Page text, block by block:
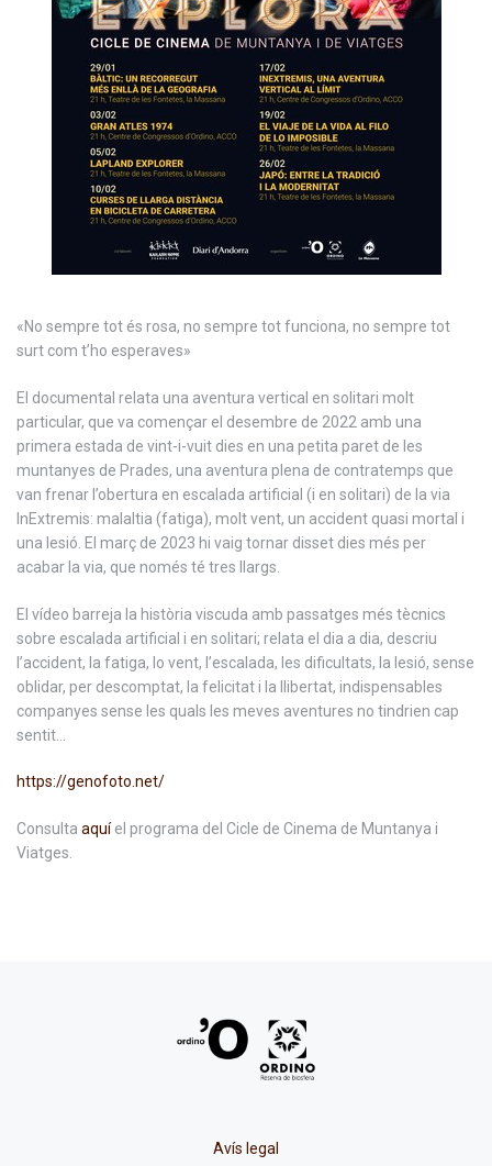
«No sempre tot és rosa, no sempre tot funciona, no sempre tot
surt com t’ho esperaves»
El documental relata una aventura vertical en solitari molt
particular, que va començar el desembre de 2022 amb una
primera estada de vint-i-vuit dies en una petita paret de les
muntanyes de Prades, una aventura plena de contratemps que
van frenar l’obertura en escalada artificial (i en solitari) de la via
InExtremis: malaltia (fatiga), molt vent, un accident quasi mortal i
una lesió. El març de 2023 hi vaig tornar disset dies més per
acabar la via, que només té tres llargs.
El vídeo barreja la història viscuda amb passatges més tècnics
sobre escalada artificial i en solitari; relata el dia a dia, descriu
l’accident, la fatiga, lo vent, l’escalada, les dificultats, la lesió, sense
oblidar, per descomptat, la felicitat i la llibertat, indispensables
companyes sense les quals les meves aventures no tindrien cap
sentit…
https://genofoto.net/
Consulta aquíel programa del Cicle de Cinema de Muntanya i
Viatges.
Avís legal